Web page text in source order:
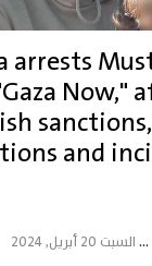
arrests
Now,"
and
السبت 20 أبريل, 2024